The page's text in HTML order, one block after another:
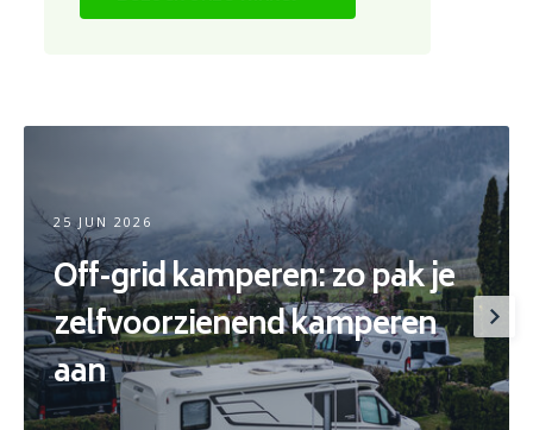
25 JUN 2026
Off-grid kamperen: zo pak je
zelfvoorzienend kamperen
aan